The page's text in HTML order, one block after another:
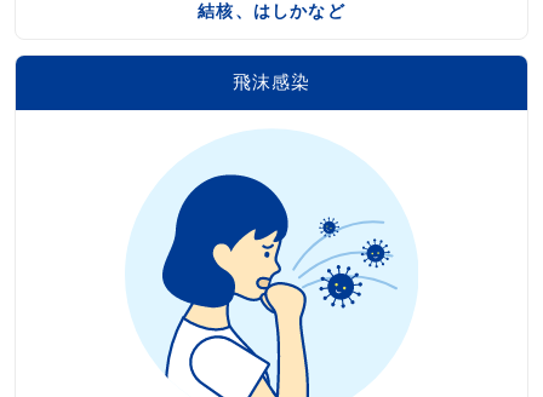
結核、はしかなど
飛沫感染